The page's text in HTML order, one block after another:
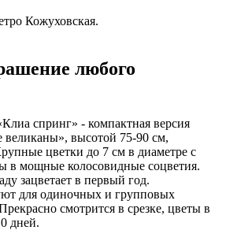
Кожуховская.
любого
спринг» - компактная версия
великаны», высотой 75-90 см,
цветки до 7 см в диаметре с
в мощные колосовидные соцветия.
зацветает в первый год.
для одиночных и групповых
смотрится в срезке, цветы в
дней.